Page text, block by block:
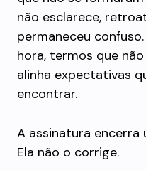
não esclarece,
permaneceu
hora, termos que
alinha expectativas
encontrar.
A assinatura encerra
Ela não o corrige.